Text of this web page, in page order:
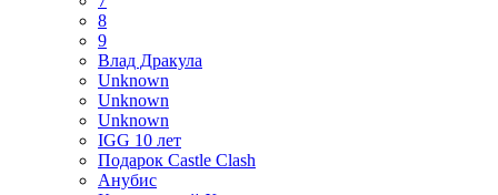
8
9
Влад Дракула
Unknown
Unknown
Unknown
IGG 10 лет
Подарок Castle Clash
Анубис